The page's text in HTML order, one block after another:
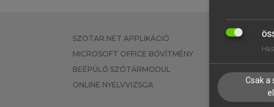
SZOTAR.NET APPLIKÁCIÓ
MICROSOFT OFFICE BŐVÍTMÉNY
BEÉPÜLŐ SZÓTÁRMODUL
ONLINE NYELVVIZSGA
EGYÉNI
TANULÓKNAK
VÁLLALATICsak a